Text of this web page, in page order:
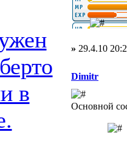
в
» 29.4.10
Dimitr
Основной